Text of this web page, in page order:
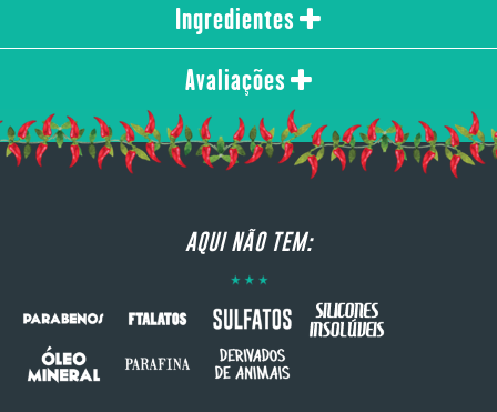
Ingredientes
Avaliações
AQUI NÃO TEM: